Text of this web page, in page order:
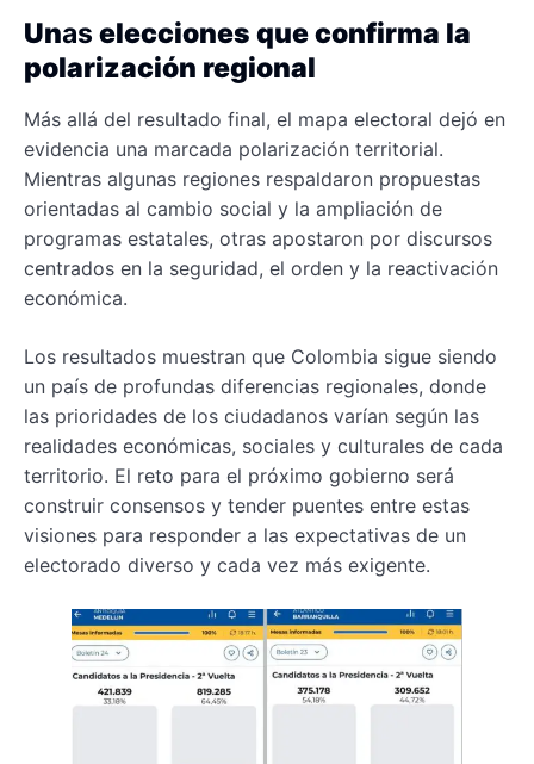
Unas elecciones que confirma la
polarización regional
Más allá del resultado final, el mapa electoral dejó en
evidencia una marcada polarización territorial.
Mientras algunas regiones respaldaron propuestas
orientadas al cambio social y la ampliación de
programas estatales, otras apostaron por discursos
centrados en la seguridad, el orden y la reactivación
económica.
Los resultados muestran que Colombia sigue siendo
un país de profundas diferencias regionales, donde
las prioridades de los ciudadanos varían según las
realidades económicas, sociales y culturales de cada
territorio. El reto para el próximo gobierno será
construir consensos y tender puentes entre estas
visiones para responder a las expectativas de un
electorado diverso y cada vez más exigente.